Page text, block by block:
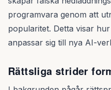
programvara genom att
popularitet. Detta visar
anpassar sig till nya AI-
Rättsliga strider